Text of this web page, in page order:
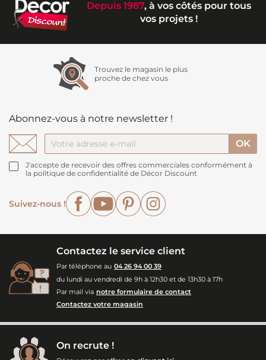
Depuis 1987, à vos côtés pour tous
vos projets !
Trouvez le magasin le plus
proche de chez vous
Abonnez-vous à notre newsletter !
J'accepte de recevoir des offres commerciales conformément à
la politique de confidentialité de Décor Discount
Suivez-nous !
FacebookYouTubePinterest
Contactez le service client
Par téléphone au 04 26 94 00 39
du lundi au vendredi de 9h à 12h30 et de 13h30 à 17h
Par mail via notre formulaire de contact
Contactez votre magasin
On recrute !